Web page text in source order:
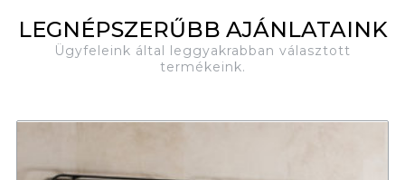
LEGNÉPSZERŰBB AJÁNLATAINK
Ügyfeleink által leggyakrabban választott
termékeink.